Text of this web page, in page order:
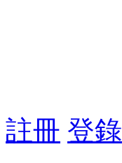
註冊 登錄